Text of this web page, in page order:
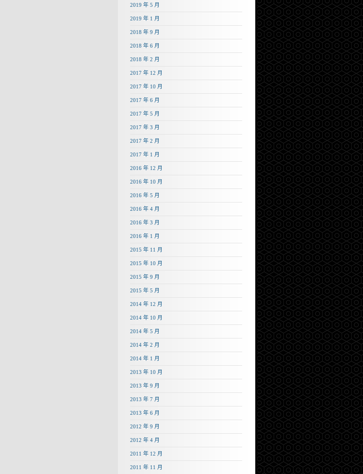
2019 年 5 月
2019 年 1 月
2018 年 9 月
2018 年 6 月
2018 年 2 月
2017 年 12 月
2017 年 10 月
2017 年 6 月
2017 年 5 月
2017 年 3 月
2017 年 2 月
2017 年 1 月
2016 年 12 月
2016 年 10 月
2016 年 5 月
2016 年 4 月
2016 年 3 月
2016 年 1 月
2015 年 11 月
2015 年 10 月
2015 年 9 月
2015 年 5 月
2014 年 12 月
2014 年 10 月
2014 年 5 月
2014 年 2 月
2014 年 1 月
2013 年 10 月
2013 年 9 月
2013 年 7 月
2013 年 6 月
2012 年 9 月
2012 年 4 月
2011 年 12 月
2011 年 11 月